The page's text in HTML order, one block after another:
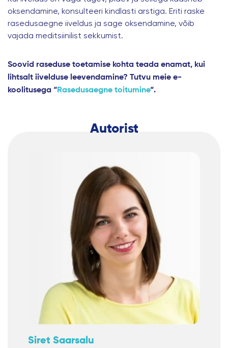
oksendamine, konsulteeri kindlasti arstiga. Eriti raske
rasedusaegne iiveldus ja sage oksendamine, võib
vajada meditsiinilist sekkumist.
Soovid raseduse toetamise kohta teada enamat, kui
lihtsalt iivelduse leevendamine? Tutvu meie e-
koolitusega “Rasedusaegne toitumine“.
Autorist
Siret Saarsalu